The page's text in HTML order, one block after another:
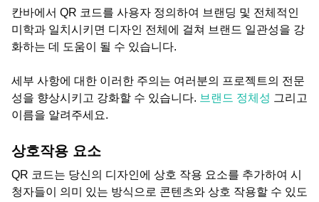
칸바에서 QR 코드를 사용자 정의하여 브랜딩 및 전체적인
미학과 일치시키면 디자인 전체에 걸쳐 브랜드 일관성을 강
화하는 데 도움이 될 수 있습니다.
세부 사항에 대한 이러한 주의는 여러분의 프로젝트의 전문
성을 향상시키고 강화할 수 있습니다. 브랜드 정체성 그리고
이름을 알려주세요.
상호작용 요소
QR 코드는 당신의 디자인에 상호 작용 요소를 추가하여 시
청자들이 의미 있는 방식으로 콘텐츠와 상호 작용할 수 있도